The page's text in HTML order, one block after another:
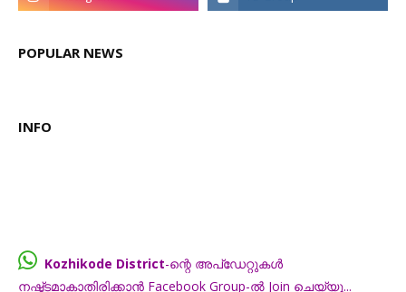
POPULAR NEWS
INFO
Kozhikode District
-ന്റെ അപ്ഡേറ്റുകൾ